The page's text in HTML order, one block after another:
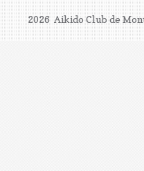
2026 Aikido Club de